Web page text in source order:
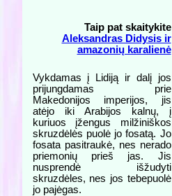
Taip pat skaitykite
Aleksandras Didysis ir
amazonių karalienė
Vykdamas į Lidiją ir dalį jos
prijungdamas prie
Makedonijos imperijos, jis
atėjo iki Arabijos kalnų, į
kuriuos įžengus milžiniškos
skruzdėlės puolė jo fosatą. Jo
fosata pasitraukė, nes nerado
priemonių prieš jas. Jis
nusprendė išžudyti
skruzdėles, nes jos tebepuolė
jo pajėgas.